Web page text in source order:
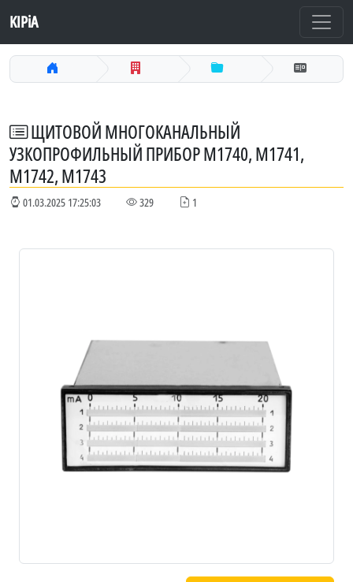
KIPiA
ЩИТОВОЙ МНОГОКАНАЛЬНЫЙ
УЗКОПРОФИЛЬНЫЙ ПРИБОР М1740, М1741,
М1742, М1743
01.03.2025 17:25:03 329 1